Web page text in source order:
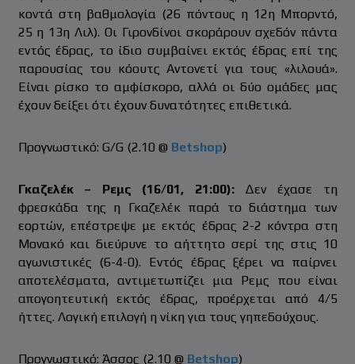
κοντά στη βαθμολογία (26 πόντους η 12η Μπορντό,
25 η 13η Λιλ). Οι Γιρονδίνοι σκοράρουν σχεδόν πάντα
εντός έδρας, το ίδιο συμβαίνει εκτός έδρας επί της
παρουσίας του κόουτς Αντονετί για τους «λιλουά».
Είναι ρίσκο το αμφίσκορο, αλλά οι δύο ομάδες μας
έχουν δείξει ότι έχουν δυνατότητες επιθετικά.
Προγνωστικό: G/G (2.10 @ Betshop)
Γκαζελέκ – Ρεμς (16/01, 21:00):Δεν έχασε τη
φρεσκάδα της η Γκαζελέκ παρά το διάστημα των
εορτών, επέστρεψε με εκτός έδρας 2-2 κόντρα στη
Μονακό και διεύρυνε το αήττητο σερί της στις 10
αγωνιστικές (6-4-0). Εντός έδρας ξέρει να παίρνει
αποτελέσματα, αντιμετωπίζει μια Ρεμς που είναι
απογοητευτική εκτός έδρας, προέρχεται από 4/5
ήττες. Λογική επιλογή η νίκη για τους γηπεδούχους.
Προγνωστικό: Άσσος (2.10 @ Betshop)